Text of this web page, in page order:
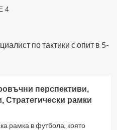
4
по тактики с опит в 5-
перспективи,
Стратегически рамки
рамка в футбола, която